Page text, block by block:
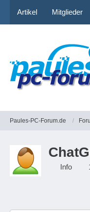
Artikel Mitglieder
Paules-PC-Forum.de
Info